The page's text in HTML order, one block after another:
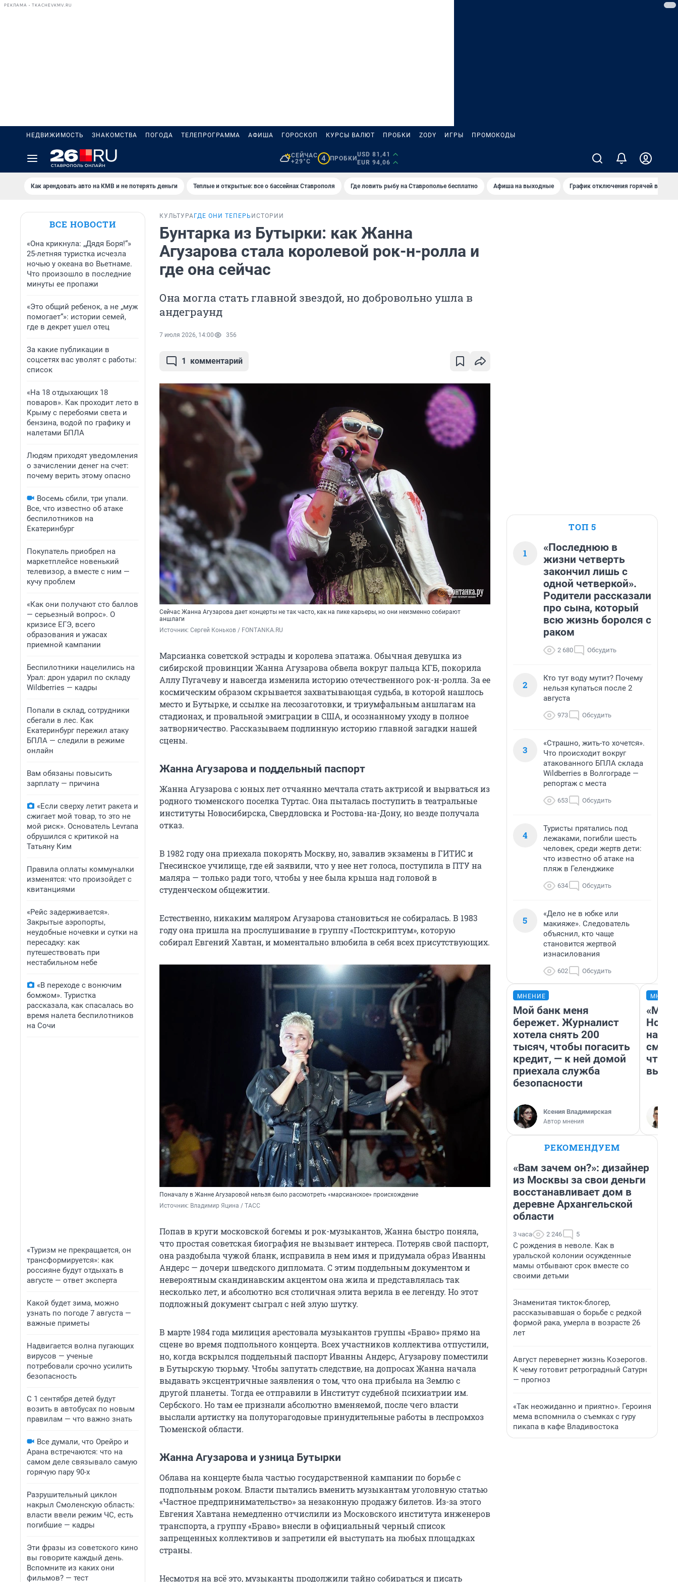
РЕКЛАМА • TKACHEVKMV.RU
НЕДВИЖИМОСТЬ ЗНАКОМСТВА ПОГОДА ТЕЛЕПРОГРАММА АФИША ГОРОСКОП КУРСЫ ВАЛЮТ ПРОБКИ ZODY ИГРЫ ПРОМОКОДЫ
СЕЙЧАС
+29°C
4 ПРОБКИ
USD 81,41
EUR 94,06
Как арендовать авто на КМВ и не потерять деньги Теплые и открытые: все о бассейнах Ставрополя Где ловить рыбу на Ставрополье бесплатно Афиша на выходные График отключения горячей воды в
ВСЕ НОВОСТИ
«Она крикнула: „Дядя Боря!“»
25-летняя туристка исчезла
ночью у океана во Вьетнаме.
Что произошло в последние
минуты ее пропажи
«Это общий ребенок, а не „муж
помогает“»: истории семей,
где в декрет ушел отец
За какие публикации в
соцсетях вас уволят с работы:
список
«На 18 отдыхающих 18
поваров». Как проходит лето в
Крыму с перебоями света и
бензина, водой по графику и
налетами БПЛА
Людям приходят уведомления
о зачислении денег на счет:
почему верить этому опасно
Восемь сбили, три упали.
Все, что известно об атаке
беспилотников на
Екатеринбург
Покупатель приобрел на
маркетплейсе новенький
телевизор, а вместе с ним —
кучу проблем
«Как они получают сто баллов
— серьезный вопрос». О
кризисе ЕГЭ, всего
образования и ужасах
приемной кампании
Беспилотники нацелились на
Урал: дрон ударил по складу
Wildberries — кадры
Попали в склад, сотрудники
сбегали в лес. Как
Екатеринбург пережил атаку
БПЛА — следили в режиме
онлайн
Вам обязаны повысить
зарплату — причина
«Если сверху летит ракета и
сжигает мой товар, то это не
мой риск». Основатель Levrana
обрушился с критикой на
Татьяну Ким
Правила оплаты коммуналки
изменятся: что произойдет с
квитанциями
«Рейс задерживается».
Закрытые аэропорты,
неудобные ночевки и сутки на
пересадку: как
путешествовать при
нестабильном небе
«В переходе с вонючим
бомжом». Туристка
рассказала, как спасалась во
время налета беспилотников
на Сочи
«Туризм не прекращается, он
трансформируется»: как
россияне будут отдыхать в
августе — ответ эксперта
Какой будет зима, можно
узнать по погоде 7 августа —
важные приметы
Надвигается волна пугающих
вирусов — ученые
потребовали срочно усилить
безопасность
С 1 сентября детей будут
возить в автобусах по новым
правилам — что важно знать
Все думали, что Орейро и
Арана встречаются: что на
самом деле связывало самую
горячую пару 90-х
Разрушительный циклон
накрыл Смоленскую область:
власти ввели режим ЧС, есть
погибшие — кадры
Эти фразы из советского кино
вы говорите каждый день.
Вспомните из каких они
фильмов? — тест
КУЛЬТУРА ГДЕ ОНИ ТЕПЕРЬ ИСТОРИИ
Бунтарка из Бутырки: как Жанна
Агузарова стала королевой рок-н-ролла и
где она сейчас
Она могла стать главной звездой, но добровольно ушла в
андеграунд
7 июля 2026, 14:00 356
1 комментарий
Сейчас Жанна Агузарова дает концерты не так часто, как на пике карьеры, но они неизменно собирают
аншлаги
Источник: Сергей Коньков / FONTANKA.RU
Марсианка советской эстрады и королева эпатажа. Обычная девушка из
сибирской провинции Жанна Агузарова обвела вокруг пальца КГБ, покорила
Аллу Пугачеву и навсегда изменила историю отечественного рок-н-ролла. За ее
космическим образом скрывается захватывающая судьба, в которой нашлось
место и Бутырке, и ссылке на лесозаготовки, и триумфальным аншлагам на
стадионах, и провальной эмиграции в США, и осознанному уходу в полное
затворничество. Рассказываем подлинную историю главной загадки нашей
сцены.
Жанна Агузарова и поддельный паспорт
Жанна Агузарова с юных лет отчаянно мечтала стать актрисой и вырваться из
родного тюменского поселка Туртас. Она пыталась поступить в театральные
институты Новосибирска, Свердловска и Ростова-на-Дону, но везде получала
отказ.
В 1982 году она приехала покорять Москву, но, завалив экзамены в ГИТИС и
Гнесинское училище, где ей заявили, что у нее нет голоса, поступила в ПТУ на
маляра — только ради того, чтобы у нее была крыша над головой в
студенческом общежитии.
Естественно, никаким маляром Агузарова становиться не собиралась. В 1983
году она пришла на прослушивание в группу «Постскриптум», которую
собирал Евгений Хавтан, и моментально влюбила в себя всех присутствующих.
Поначалу в Жанне Агузаровой нельзя было рассмотреть «марсианское» происхождение
Источник: Владимир Яцина / ТАСС
Попав в круги московской богемы и рок-музыкантов, Жанна быстро поняла,
что простая советская биография не вызывает интереса. Потеряв свой паспорт,
она раздобыла чужой бланк, исправила в нем имя и придумала образ Иванны
Андерс — дочери шведского дипломата. С этим поддельным документом и
невероятным скандинавским акцентом она жила и представлялась так
несколько лет, и абсолютно вся столичная элита верила в ее легенду. Но этот
подложный документ сыграл с ней злую шутку.
В марте 1984 года милиция арестовала музыкантов группы «Браво» прямо на
сцене во время подпольного концерта. Всех участников коллектива отпустили,
но, когда вскрылся поддельный паспорт Иванны Андерс, Агузарову поместили
в Бутырскую тюрьму. Чтобы запутать следствие, на допросах Жанна начала
выдавать эксцентричные заявления о том, что она прибыла на Землю с
другой планеты. Тогда ее отправили в Институт судебной психиатрии им.
Сербского. Но там ее признали абсолютно вменяемой, после чего власти
выслали артистку на полуторагодовые принудительные работы в леспромхоз
Тюменской области.
Жанна Агузарова и узница Бутырки
Облава на концерте была частью государственной кампании по борьбе с
подпольным роком. Власти пытались вменить музыкантам уголовную статью
«Частное предпринимательство» за незаконную продажу билетов. Из-за этого
Евгения Хавтана немедленно отчислили из Московского института инженеров
транспорта, а группу «Браво» внесли в официальный черный список
запрещенных коллективов и запретили ей выступать на любых площадках
страны.
Несмотря на всё это, музыканты продолжили тайно собираться и писать
ТОП 5
1
«Последнюю в
жизни четверть
закончил лишь с
одной четверкой».
Родители рассказали
про сына, который
всю жизнь боролся с
раком
2 680 Обсудить
2
Кто тут воду мутит? Почему
нельзя купаться после 2
августа
973 Обсудить
3
«Страшно, жить-то хочется».
Что происходит вокруг
атакованного БПЛА склада
Wildberries в Волгограде —
репортаж с места
653 Обсудить
4
Туристы прятались под
лежаками, погибли шесть
человек, среди жертв дети:
что известно об атаке на
пляж в Геленджике
634 Обсудить
5
«Дело не в юбке или
макияже». Следователь
объяснил, кто чаще
становится жертвой
изнасилования
602 Обсудить
МНЕНИЕ
Мой банк меня
бережет. Журналист
хотела снять 200
тысяч, чтобы погасить
кредит, — к ней домой
приехала служба
безопасности
Ксения Владимирская
Автор мнения
«Мы
РЕКОМЕНДУЕМ
«Вам зачем он?»: дизайнер
из Москвы за свои деньги
восстанавливает дом в
деревне Архангельской
области
3 часа 2 246 5
С рождения в неволе. Как в
уральской колонии осужденные
мамы отбывают срок вместе со
своими детьми
Знаменитая тикток-блогер,
рассказывавшая о борьбе с редкой
формой рака, умерла в возрасте 26
лет
Август перевернет жизнь Козерогов.
К чему готовит ретроградный Сатурн
— прогноз
«Так неожиданно и приятно». Героиня
мема вспомнила о съемках с гуру
пикапа в кафе Владивостока